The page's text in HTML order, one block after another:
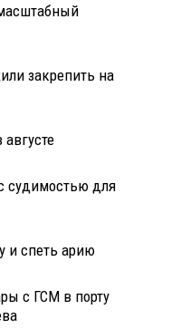
закрепить на
судимостью для
и спеть арию
с ГСМ в порту